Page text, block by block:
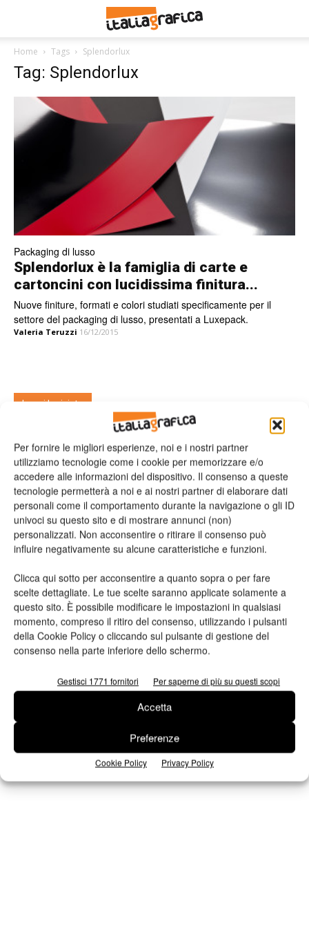
Per fornire le migliori esperienze, noi e i nostri partner
utilizziamo tecnologie come i cookie per memorizzare e/o
accedere alle informazioni del dispositivo. Il consenso a queste
tecnologie permetterà a noi e ai nostri partner di elaborare dati
personali come il comportamento durante la navigazione o gli ID
univoci su questo sito e di mostrare annunci (non)
personalizzati. Non acconsentire o ritirare il consenso può
influire negativamente su alcune caratteristiche e funzioni.
Clicca qui sotto per acconsentire a quanto sopra o per fare
scelte dettagliate. Le tue scelte saranno applicate solamente a
questo sito. È possibile modificare le impostazioni in qualsiasi
momento, compreso il ritiro del consenso, utilizzando i pulsanti
della Cookie Policy o cliccando sul pulsante di gestione del
consenso nella parte inferiore dello schermo.
Gestisci 1771 fornitori Per saperne di più su questi scopi
Accetta
Preferenze
Cookie Policy Privacy Policy
Home Tags Splendorlux
Tag: Splendorlux
Packaging di lusso
Splendorlux è la famiglia di carte e
cartoncini con lucidissima finitura...
Nuove finiture, formati e colori studiati specificamente per il
settore del packaging di lusso, presentati a Luxepack.
Valeria Teruzzi 16/12/2015
Leggi la rivista
Edicola Web
Iscriviti alla newsletter
Seguici su Facebook